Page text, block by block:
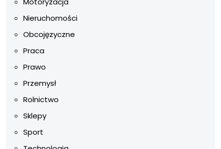
Nieruchomości
Obcojęzyczne
Praca
Prawo
Przemysł
Rolnictwo
Sklepy
Sport